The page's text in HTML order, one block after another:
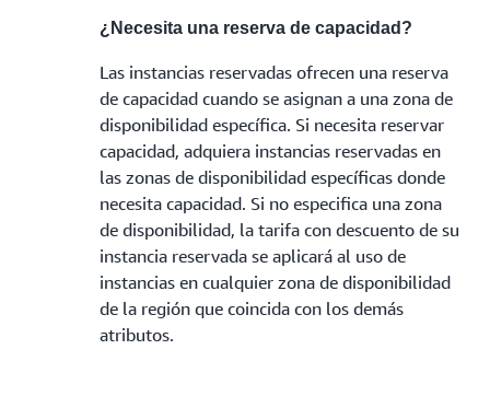
¿Necesita una reserva de capacidad?
Las instancias reservadas ofrecen una reserva
de capacidad cuando se asignan a una zona de
disponibilidad específica. Si necesita reservar
capacidad, adquiera instancias reservadas en
las zonas de disponibilidad específicas donde
necesita capacidad. Si no especifica una zona
de disponibilidad, la tarifa con descuento de su
instancia reservada se aplicará al uso de
instancias en cualquier zona de disponibilidad
de la región que coincida con los demás
atributos.